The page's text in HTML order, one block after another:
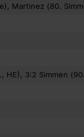
Martinez (80.
HE), 3:2 Simmen